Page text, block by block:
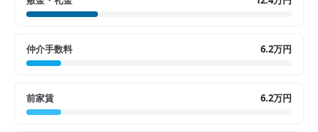
仲介手数料 6.2万円
前家賃 6.2万円